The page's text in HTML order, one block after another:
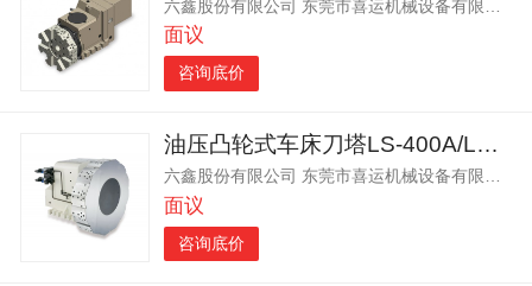
面议
咨询底价
油压凸轮式车床刀塔LS-400A/LS-400
六鑫股份有限公司 东莞市喜运机械设备有限公司
面议
咨询底价